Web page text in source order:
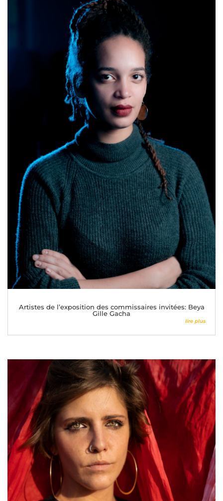
Artistes de l’exposition des commissaires invitées: Beya
Gille Gacha
lire plus